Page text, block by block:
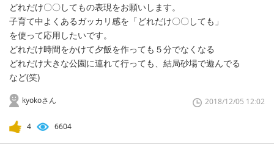
どれだけ〇〇してもの表現をお願いします。
子育て中よくあるガッカリ感を「どれだけ〇〇しても」
を使って応用したいです。
どれだけ時間をかけて夕飯を作っても５分でなくなる
どれだけ大きな公園に連れて行っても、結局砂場で遊んでる
など(笑)
kyokoさん 2018/12/05 12:02
4 6604